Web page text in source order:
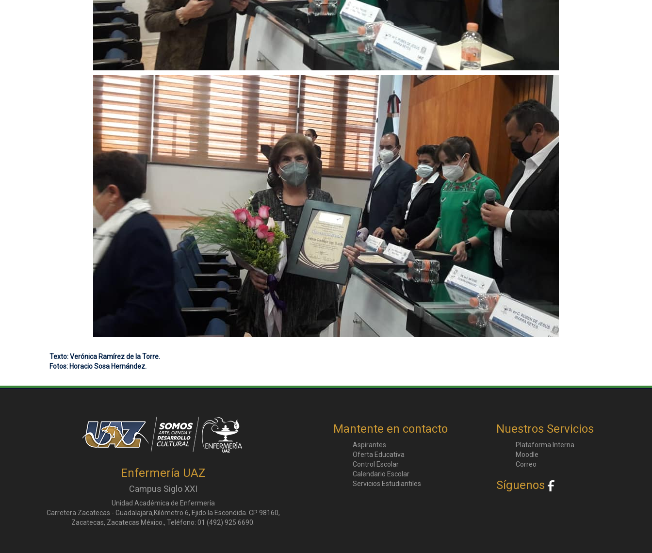
Texto: Verónica Ramírez de la Torre.
Fotos: Horacio Sosa Hernández.
Enfermería UAZ
Campus Siglo XXI
Unidad Académica de Enfermería
Carretera Zacatecas - Guadalajara,Kilómetro 6, Ejido la Escondida. CP 98160,
Zacatecas, Zacatecas México., Teléfono: 01 (492) 925 6690.
Mantente en contacto
Aspirantes
Oferta Educativa
Control Escolar
Calendario Escolar
Servicios Estudiantiles
Nuestros Servicios
Plataforma Interna
Moodle
Correo
Síguenos